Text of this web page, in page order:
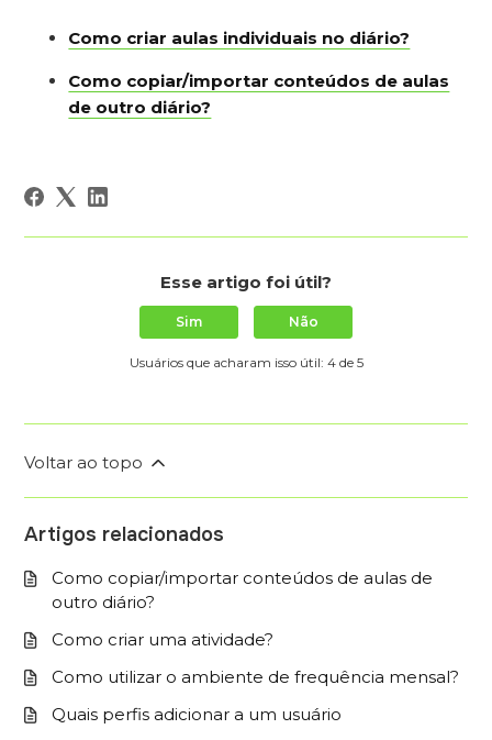
Como criar aulas individuais no diário?
Como copiar/importar conteúdos de aulas
de outro diário?
Esse artigo foi útil?
Sim Não
Usuários que acharam isso útil: 4 de 5
Voltar ao topo
Artigos relacionados
Como copiar/importar conteúdos de aulas de
outro diário?
Como criar uma atividade?
Como utilizar o ambiente de frequência mensal?
Quais perfis adicionar a um usuário